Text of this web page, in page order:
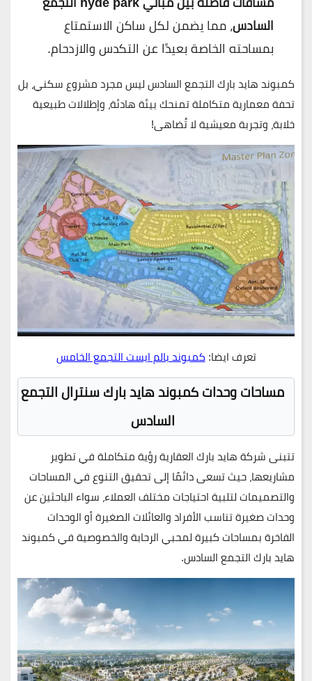
السادس، مما يضمن لكل ساكن الاستمتاع
بمساحته الخاصة بعيدًا عن التكدس والازدحام.
كمبوند هايد بارك التجمع السادس ليس مجرد مشروع سكني، بل
تحفة معمارية متكاملة تمنحك بيئة هادئة، وإطلالات طبيعية
خلابة، وتجربة معيشية لا تُضاهى!
تعرف ايضا:كمبوند بالم ايست التجمع الخامس
مساحات وحدات كمبوند هايد بارك سنترال التجمع
السادس
تتبنىشركة هايد بارك العقاريةرؤية متكاملة في تطوير
مشاريعها، حيث تسعى دائمًا إلىتحقيق التنوع في المساحات
والتصميماتلتلبية احتياجات مختلف العملاء، سواء الباحثين عن
وحدات صغيرة تناسب الأفراد والعائلات الصغيرة أو الوحدات
الفاخرة بمساحات كبيرة لمحبي الرحابة والخصوصية فيكمبوند
هايد بارك التجمع السادس.